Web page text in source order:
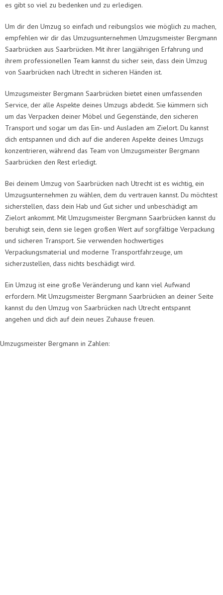
es gibt so viel zu bedenken und zu erledigen.
Um dir den Umzug so einfach und reibungslos wie möglich zu machen,
empfehlen wir dir das Umzugsunternehmen Umzugsmeister Bergmann
Saarbrücken aus Saarbrücken. Mit ihrer langjährigen Erfahrung und
ihrem professionellen Team kannst du sicher sein, dass dein Umzug
von Saarbrücken nach Utrecht in sicheren Händen ist.
Umzugsmeister Bergmann Saarbrücken bietet einen umfassenden
Service, der alle Aspekte deines Umzugs abdeckt. Sie kümmern sich
um das Verpacken deiner Möbel und Gegenstände, den sicheren
Transport und sogar um das Ein- und Ausladen am Zielort. Du kannst
dich entspannen und dich auf die anderen Aspekte deines Umzugs
konzentrieren, während das Team von Umzugsmeister Bergmann
Saarbrücken den Rest erledigt.
Bei deinem Umzug von Saarbrücken nach Utrecht ist es wichtig, ein
Umzugsunternehmen zu wählen, dem du vertrauen kannst. Du möchtest
sicherstellen, dass dein Hab und Gut sicher und unbeschädigt am
Zielort ankommt. Mit Umzugsmeister Bergmann Saarbrücken kannst du
beruhigt sein, denn sie legen großen Wert auf sorgfältige Verpackung
und sicheren Transport. Sie verwenden hochwertiges
Verpackungsmaterial und moderne Transportfahrzeuge, um
sicherzustellen, dass nichts beschädigt wird.
Ein Umzug ist eine große Veränderung und kann viel Aufwand
erfordern. Mit Umzugsmeister Bergmann Saarbrücken an deiner Seite
kannst du den Umzug von Saarbrücken nach Utrecht entspannt
angehen und dich auf dein neues Zuhause freuen.
Umzugsmeister Bergmann in Zahlen: